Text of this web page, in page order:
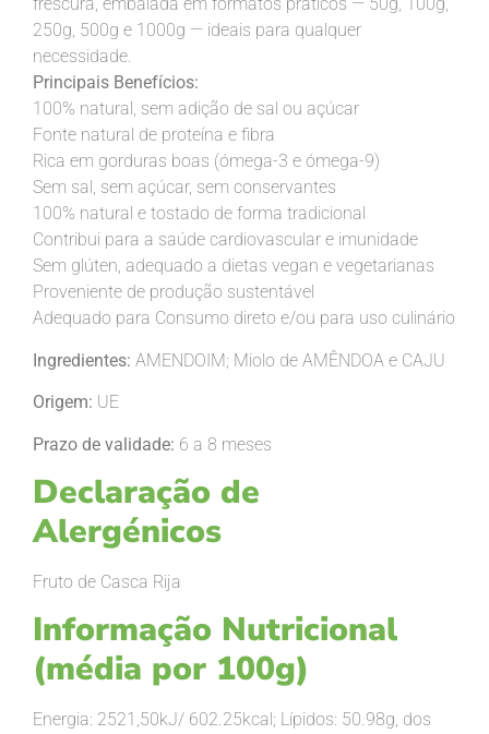
frescura, embalada em formatos práticos — 50g, 100g,
250g, 500g e 1000g — ideais para qualquer
necessidade.
Principais Benefícios:
100% natural, sem adição de sal ou açúcar
Fonte natural de proteína e fibra
Rica em gorduras boas (ómega-3 e ómega-9)
Sem sal, sem açúcar, sem conservantes
100% natural e tostado de forma tradicional
Contribui para a saúde cardiovascular e imunidade
Sem glúten, adequado a dietas vegan e vegetarianas
Proveniente de produção sustentável
Adequado para Consumo direto e/ou para uso culinário
Ingredientes: AMENDOIM; Miolo de AMÊNDOA e CAJU
Origem: UE
Prazo de validade: 6 a 8 meses
Declaração de
Alergénicos
Fruto de Casca Rija
Informação Nutricional
(média por 100g)
Energia: 2521,50kJ/ 602.25kcal; Lípidos: 50.98g, dos